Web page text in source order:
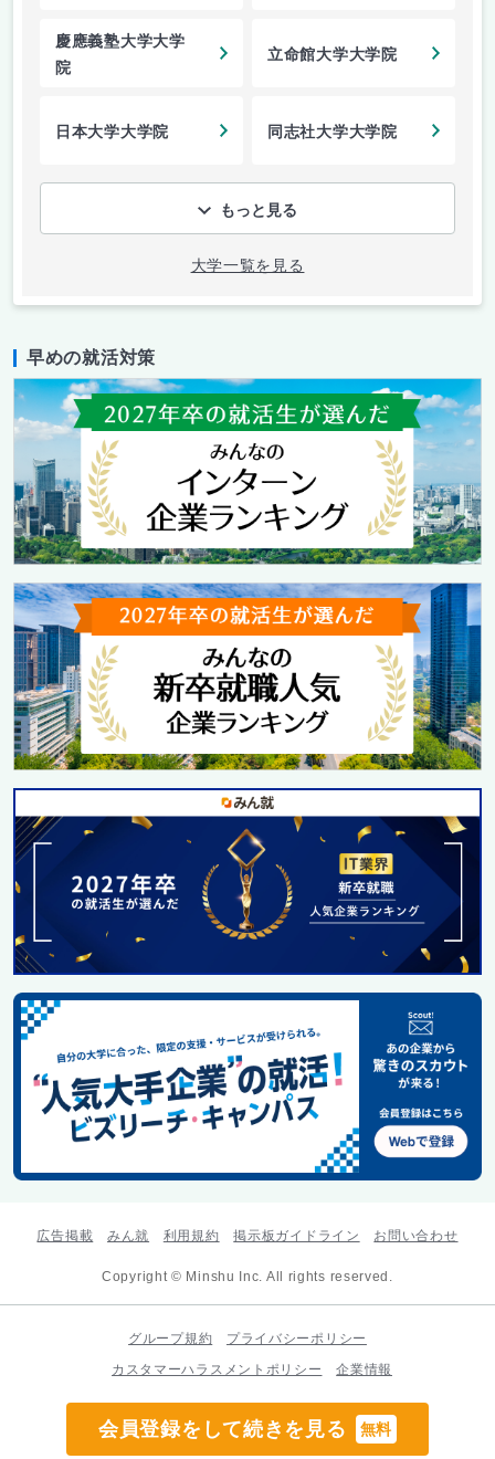
会員登録をして続きを見る 無料
慶應義塾大学大学
院
立命館大学大学院
日本大学大学院 同志社大学大学院
もっと見る
大学一覧を見る
早めの就活対策
広告掲載 みん就 利用規約 掲示板ガイドライン お問い合わせ
Copyright © Minshu Inc. All rights reserved.
グループ規約
プライバシーポリシー
カスタマーハラスメントポリシー
企業情報